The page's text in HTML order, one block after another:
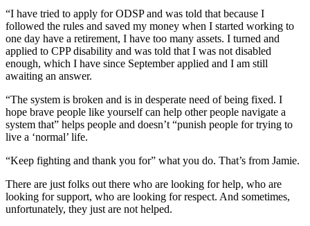
“I have tried to apply for ODSP and was told that because I
followed the rules and saved my money when I started working to
one day have a retirement, I have too many assets. I turned and
applied to CPP disability and was told that I was not disabled
enough, which I have since September applied and I am still
awaiting an answer.
“The system is broken and is in desperate need of being fixed. I
hope brave people like yourself can help other people navigate a
system that” helps people and doesn’t “punish people for trying to
live a ‘normal’ life.
“Keep fighting and thank you for” what you do. That’s from Jamie.
There are just folks out there who are looking for help, who are
looking for support, who are looking for respect. And sometimes,
unfortunately, they just are not helped.